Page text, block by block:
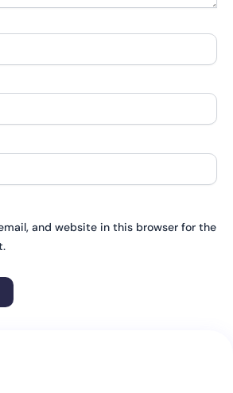
and website in this browser for the